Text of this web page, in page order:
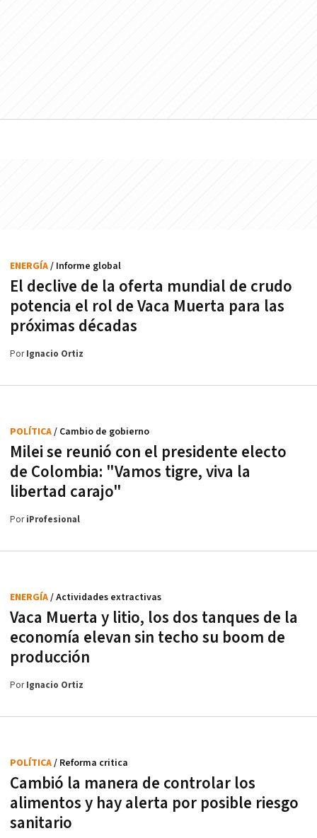
El declive de la oferta mundial de crudo
potencia el rol de Vaca Muerta para las
próximas décadas
ENERGÍA/ Informe global
PorIgnacio Ortiz
Milei se reunió con el presidente electo
de Colombia: "Vamos tigre, viva la
libertad carajo"
POLÍTICA/ Cambio de gobierno
PoriProfesional
Vaca Muerta y litio, los dos tanques de la
economía elevan sin techo su boom de
producción
ENERGÍA/ Actividades extractivas
PorIgnacio Ortiz
Cambió la manera de controlar los
alimentos y hay alerta por posible riesgo
sanitario
POLÍTICA/ Reforma critica